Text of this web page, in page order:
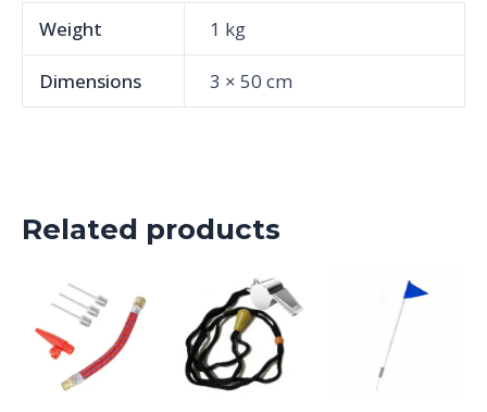
Weight 1 kg
Dimensions 3 × 50 cm
Related products